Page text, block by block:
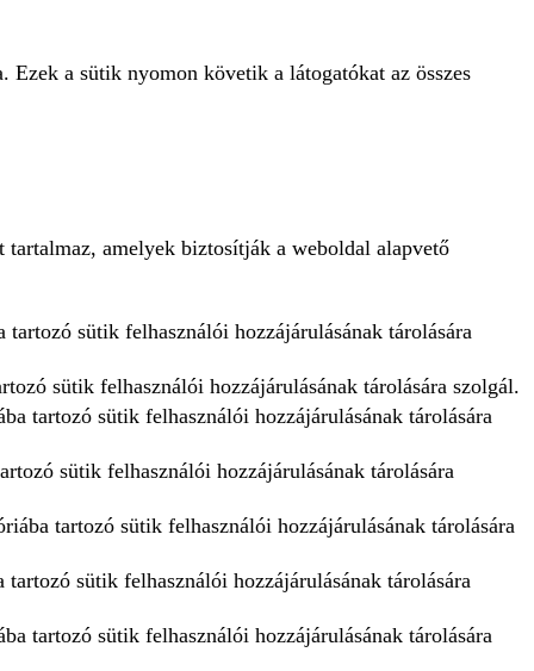
Ezek a sütik nyomon követik a látogatókat az összes
tartalmaz, amelyek biztosítják a weboldal alapvető
sütik felhasználói hozzájárulásának tárolására
sütik felhasználói hozzájárulásának tárolására szolgál.
tartozó sütik felhasználói hozzájárulásának tárolására
sütik felhasználói hozzájárulásának tárolására
tartozó sütik felhasználói hozzájárulásának tárolására
sütik felhasználói hozzájárulásának tárolására
tartozó sütik felhasználói hozzájárulásának tárolására